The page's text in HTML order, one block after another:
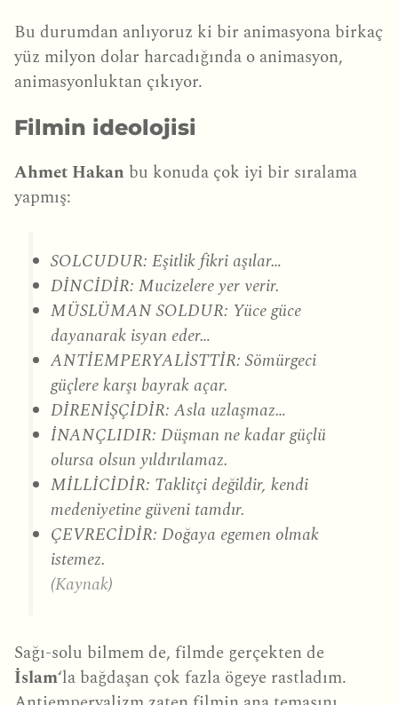
Bu durumdan anlıyoruz ki bir animasyona birkaç
yüz milyon dolar harcadığında o animasyon,
animasyonluktan çıkıyor.
Filmin ideolojisi
Ahmet Hakan bu konuda çok iyi bir sıralama
yapmış:
SOLCUDUR: Eşitlik fikri aşılar…
DİNCİDİR: Mucizelere yer verir.
MÜSLÜMAN SOLDUR: Yüce güce
dayanarak isyan eder…
ANTİEMPERYALİSTTİR: Sömürgeci
güçlere karşı bayrak açar.
DİRENİŞÇİDİR: Asla uzlaşmaz…
İNANÇLIDIR: Düşman ne kadar güçlü
olursa olsun yıldırılamaz.
MİLLİCİDİR: Taklitçi değildir, kendi
medeniyetine güveni tamdır.
ÇEVRECİDİR: Doğaya egemen olmak
istemez.
(Kaynak)
Sağı-solu bilmem de, filmde gerçekten de
İslam‘la bağdaşan çok fazla ögeye rastladım.